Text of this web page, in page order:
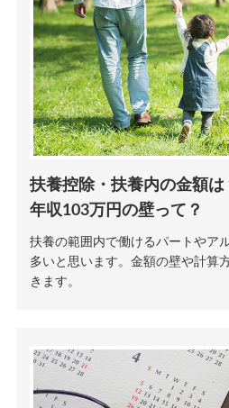
扶養控除・扶養内の金額は
年収103万円の壁って？
扶養の範囲内で働けるパートやア
多いと思います。金額の壁や計算
きます。